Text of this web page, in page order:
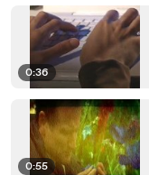
0:36
0:55